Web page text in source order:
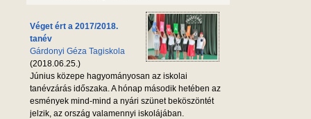
Véget ért a 2017/2018.
tanév
Gárdonyi Géza Tagiskola
(2018.06.25.)
Június közepe hagyományosan az iskolai
tanévzárás időszaka. A hónap második hetében az
esmények mind-mind a nyári szünet beköszöntét
jelzik, az ország valamennyi iskolájában.